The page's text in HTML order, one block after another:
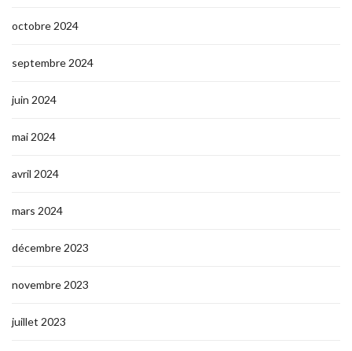
octobre 2024
septembre 2024
juin 2024
mai 2024
avril 2024
mars 2024
décembre 2023
novembre 2023
juillet 2023